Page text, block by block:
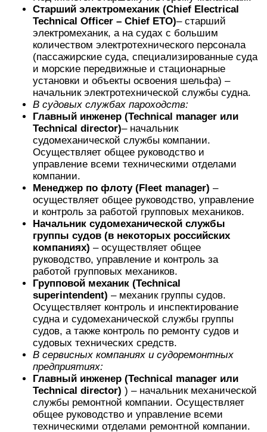
Старший электромеханик (Chief Electrical
Technical Officer – Chief ETO)– старший
электромеханик, а на судах с большим
количеством электротехнического персонала
(пассажирские суда, специализированные суда
и морские передвижные и стационарные
установки и объекты освоения шельфа) –
начальник электротехнической службы судна.
В судовых службах пароходств:
Главный инженер (Technical manager или
Technical director)– начальник
судомеханической службы компании.
Осуществляет общее руководство и
управление всеми техническими отделами
компании.
Менеджер по флоту (Fleet manager) –
осуществляет общее руководство, управление
и контроль за работой групповых механиков.
Начальник судомеханической службы
группы судов (в некоторых российских
компаниях) – осуществляет общее
руководство, управление и контроль за
работой групповых механиков.
Групповой механик (Technical
superintendent) – механик группы судов.
Осуществляет контроль и инспектирование
судна и судомеханической службы группы
судов, а также контроль по ремонту судов и
судовых технических средств.
В сервисных компаниях и судоремонтных
предприятиях:
Главный инженер (Technical manager или
Technical director) ) – начальник механической
службы ремонтной компании. Осуществляет
общее руководство и управление всеми
техническими отделами ремонтной компании.